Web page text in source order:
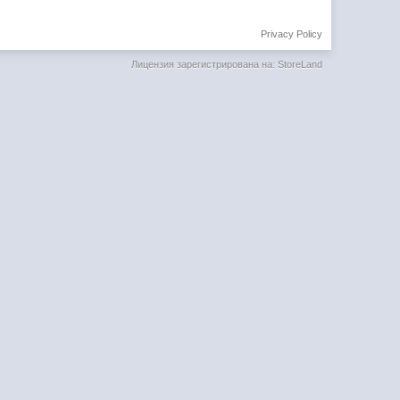
Privacy Policy
Лицензия зарегистрирована на: StoreLand